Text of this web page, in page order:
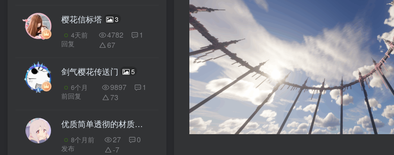
樱花信标塔 3
4天前
回复
4782
1
67
剑气樱花传送门 5
6个月
前回复
9897
1
73
优质简单透彻的材质包
8个月前
发布
27
0
-7